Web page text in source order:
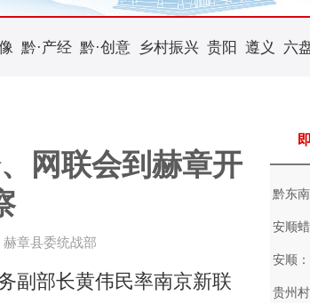
黔·产经 黔·创意 乡村振兴 贵阳 遵义 六
网联会到赫章开
章县委统战部
部长黄伟民率南京新联
黔东
安顺
安顺
贵州